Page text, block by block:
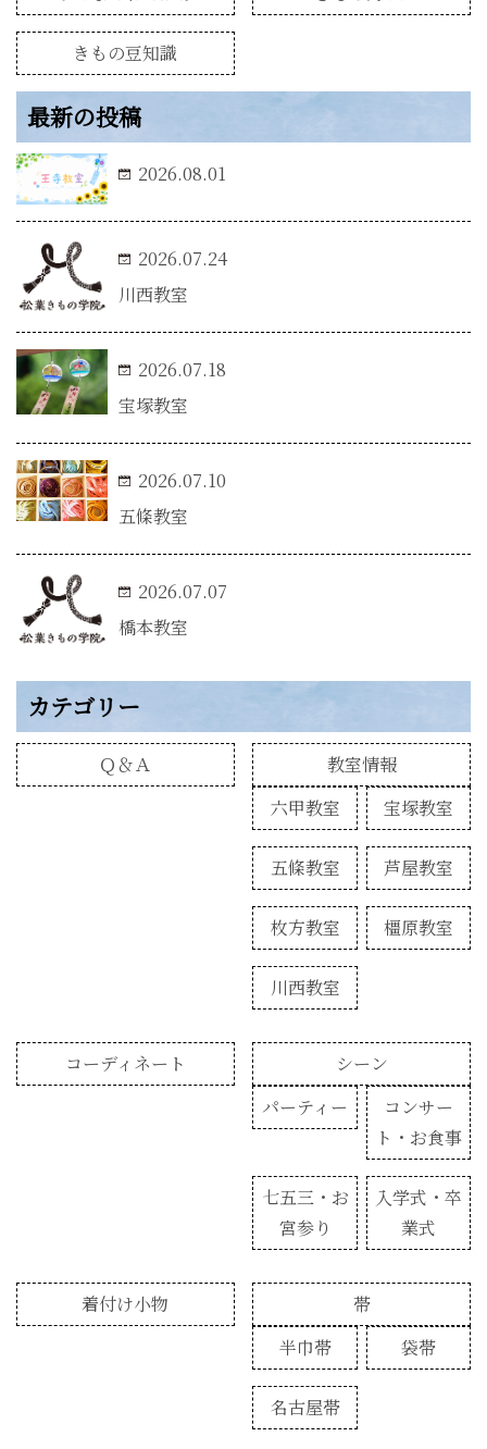
きもの豆知識
最新の投稿
2026.08.01
川西教室
2026.07.24
宝塚教室
2026.07.18
五條教室
2026.07.10
橋本教室
2026.07.07
カテゴリー
Ｑ＆Ａ
教室情報
六甲教室
宝塚教室
五條教室 芦屋教室
枚方教室 橿原教室
川西教室
コーディネート
シーン
パーティー
コンサー
ト・お食事
七五三・お
宮参り
入学式・卒
業式
着付け小物
帯
半巾帯
袋帯
名古屋帯